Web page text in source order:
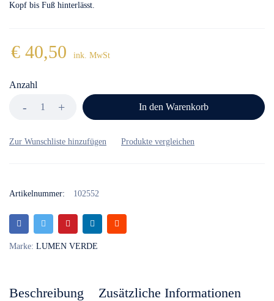
Kopf bis Fuß hinterlässt.
€ 40,50 ink. MwSt
Anzahl
In den Warenkorb
Artikelnummer: 102552
Marke: LUMEN VERDE
Beschreibung
Zusätzliche Informationen